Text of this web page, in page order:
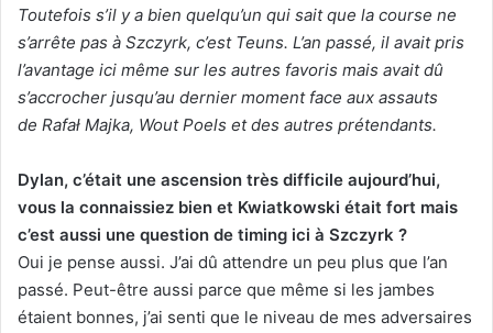
Toutefois s’il y a bien quelqu’un qui sait que la course ne
s’arrête pas à Szczyrk, c’est Teuns. L’an passé, il avait pris
l’avantage ici même sur les autres favoris mais avait dû
s’accrocher jusqu’au dernier moment face aux assauts
de Rafał Majka, Wout Poels et des autres prétendants.
Dylan, c’était une ascension très difficile aujourd’hui,
vous la connaissiez bien et Kwiatkowski était fort mais
c’est aussi une question de timing ici à Szczyrk ?
Oui je pense aussi. J’ai dû attendre un peu plus que l’an
passé. Peut-être aussi parce que même si les jambes
étaient bonnes, j’ai senti que le niveau de mes adversaires